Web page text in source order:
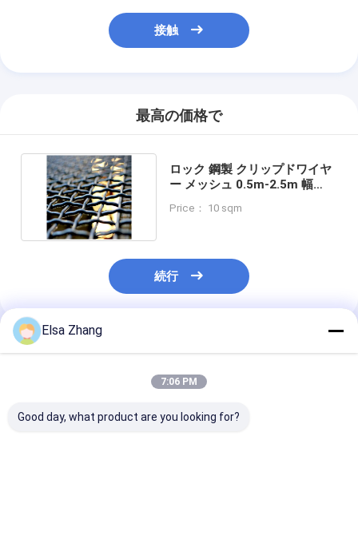
接触
最高の価格で
ロック 鋼製 クリップドワイヤ
ー メッシュ 0.5m-2.5m 幅
Price： 10 sqm
続行
推薦されたプロダクト
Elsa Zhang
7:06 PM
Good day, what product are you looking for?